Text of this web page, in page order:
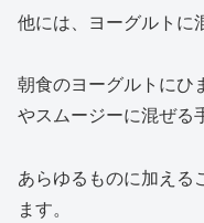
他には、ヨーグルトに
朝食のヨーグルトにひ
やスムージーに混ぜる
あらゆるものに加える
ます。